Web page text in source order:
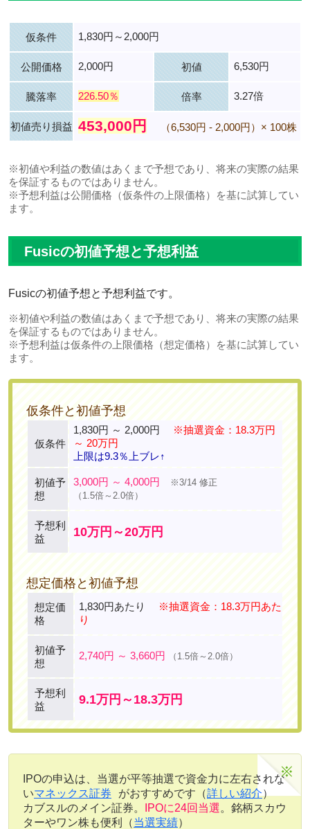
仮条件 1,830円～2,000円
公開価格 2,000円 初値 6,530円
騰落率 226.50％ 倍率 3.27倍
初値売り損益 453,000円 （6,530円 - 2,000円）× 100株
※初値や利益の数値はあくまで予想であり、将来の実際の結果
を保証するものではありません。
※予想利益は公開価格（仮条件の上限価格）を基に試算してい
ます。
Fusicの初値予想と予想利益
Fusicの初値予想と予想利益です。
※初値や利益の数値はあくまで予想であり、将来の実際の結果
を保証するものではありません。
※予想利益は仮条件の上限価格（想定価格）を基に試算してい
ます。
仮条件と初値予想
仮条件
1,830円 ～ 2,000円
※抽選資金：18.3万円
～ 20万円
上限は9.3％上ブレ↑
初値予
想
3,000円 ～ 4,000円
※3/14 修正
（1.5倍～2.0倍）
予想利
益
10万円～20万円
想定価格と初値予想
想定価
格
1,830円あたり
※抽選資金：18.3万円あた
り
初値予
想
2,740円 ～ 3,660円 （1.5倍～2.0倍）
予想利
益
9.1万円～18.3万円
IPOの申込は、当選が平等抽選で資金力に左右されな
いマネックス証券 がおすすめです（詳しい紹介）
カブスルのメイン証券。
IPOに24回当選。銘柄スカウ
ターやワン株も便利（当選実績）